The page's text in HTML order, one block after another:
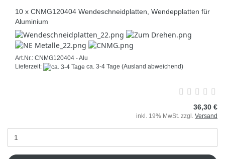
10 x CNMG120404 Wendeschneidplatten, Wendepplatten für
Aluminium
Art.Nr.: CNMG120404 - Alu
Lieferzeit:
ca. 3-4 Tage (Ausland abweichend)
36,30 €
inkl. 19% MwSt. zzgl. Versand